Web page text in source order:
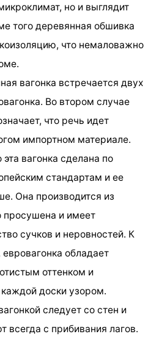
но и выглядит
того деревянная обшивка
что немаловажно
вагонка встречается двух
Во втором случае
что речь идет
импортном материале.
эта вагонка сделана по
стандартам и ее
Она производится из
просушена и имеет
сучков и неровностей. К
обладает
оттенком и
доски узором.
следует со стен и
всегда с прибивания лагов.